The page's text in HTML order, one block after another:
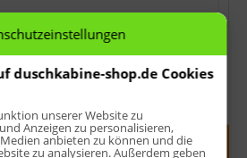
Warenkorb
duschkabine-shop.de Cookies
unserer Website zu
Anzeigen zu personalisieren,
anbieten zu können und die
zu analysieren. Außerdem geben